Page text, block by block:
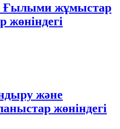
Ғылыми жұмыстар
жөніндегі
және
жөніндегі